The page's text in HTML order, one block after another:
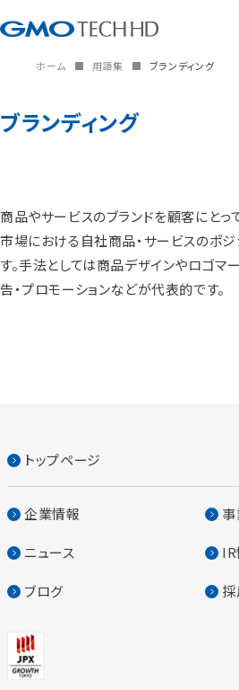
ホーム 用語集 ブランディング
ブランディング
商品やサービスのブランドを顧客にとっ
市場における自社商品・サービスのポ
す。手法としては商品デザインやロゴマ
告・プロモーションなどが代表的です。
トップページ
企業情報 事
ニュース
ブログ